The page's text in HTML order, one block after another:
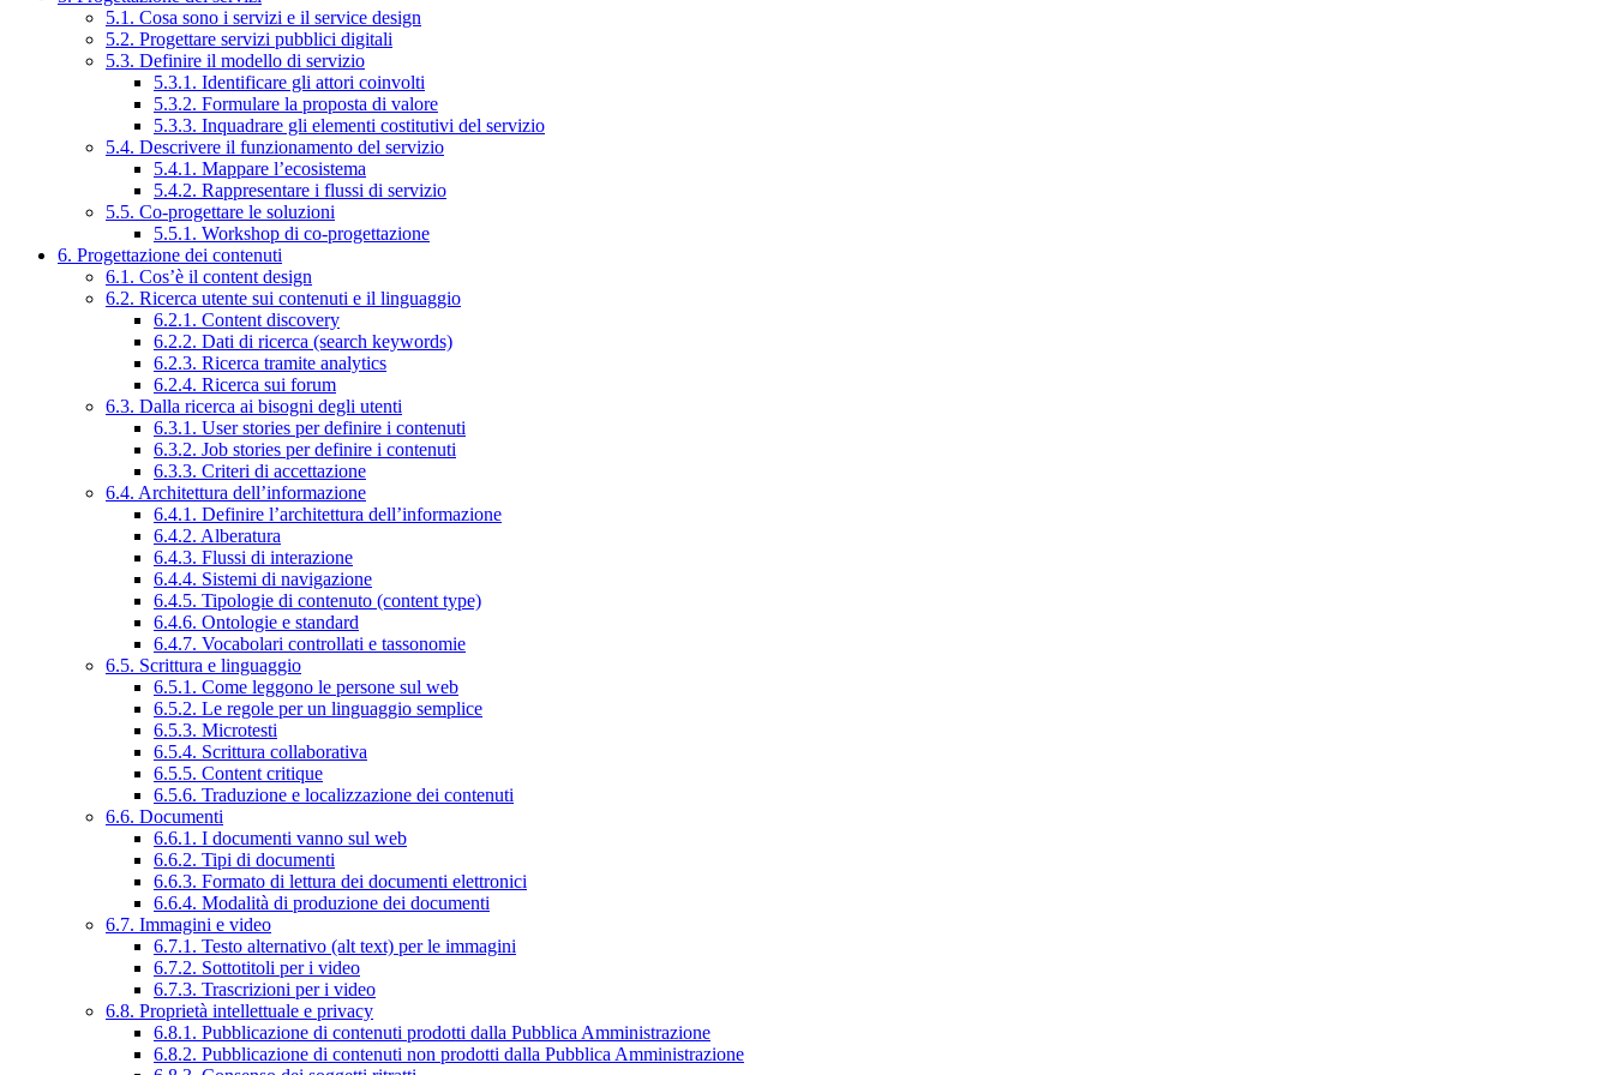
5.1. Cosa sono i servizi e il service design
5.2. Progettare servizi pubblici digitali
5.3. Definire il modello di servizio
5.3.1. Identificare gli attori coinvolti
5.3.2. Formulare la proposta di valore
5.3.3. Inquadrare gli elementi costitutivi del servizio
5.4. Descrivere il funzionamento del servizio
5.4.1. Mappare l’ecosistema
5.4.2. Rappresentare i flussi di servizio
5.5. Co-progettare le soluzioni
5.5.1. Workshop di co-progettazione
6. Progettazione dei contenuti
6.1. Cos’è il content design
6.2. Ricerca utente sui contenuti e il linguaggio
6.2.1. Content discovery
6.2.2. Dati di ricerca (search keywords)
6.2.3. Ricerca tramite analytics
6.2.4. Ricerca sui forum
6.3. Dalla ricerca ai bisogni degli utenti
6.3.1. User stories per definire i contenuti
6.3.2. Job stories per definire i contenuti
6.3.3. Criteri di accettazione
6.4. Architettura dell’informazione
6.4.1. Definire l’architettura dell’informazione
6.4.2. Alberatura
6.4.3. Flussi di interazione
6.4.4. Sistemi di navigazione
6.4.5. Tipologie di contenuto (content type)
6.4.6. Ontologie e standard
6.4.7. Vocabolari controllati e tassonomie
6.5. Scrittura e linguaggio
6.5.1. Come leggono le persone sul web
6.5.2. Le regole per un linguaggio semplice
6.5.3. Microtesti
6.5.4. Scrittura collaborativa
6.5.5. Content critique
6.5.6. Traduzione e localizzazione dei contenuti
6.6. Documenti
6.6.1. I documenti vanno sul web
6.6.2. Tipi di documenti
6.6.3. Formato di lettura dei documenti elettronici
6.6.4. Modalità di produzione dei documenti
6.7. Immagini e video
6.7.1. Testo alternativo (alt text) per le immagini
6.7.2. Sottotitoli per i video
6.7.3. Trascrizioni per i video
6.8. Proprietà intellettuale e privacy
6.8.1. Pubblicazione di contenuti prodotti dalla Pubblica Amministrazione
6.8.2. Pubblicazione di contenuti non prodotti dalla Pubblica Amministrazione